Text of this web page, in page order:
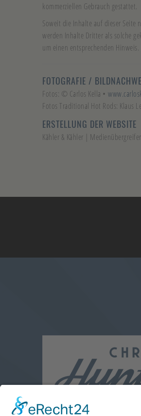
kommerziellen Gebrauch gestattet.
Soweit die Inhalte auf dieser Seite
werden Inhalte Dritter als solche
um einen entsprechenden
FOTOGRAFIE /
Fotos: © Carlos Kella •
Fotos Traditional Hot Rods: Klaus
ERSTELLUNG DER WEBSITE
Kähler & Kähler |